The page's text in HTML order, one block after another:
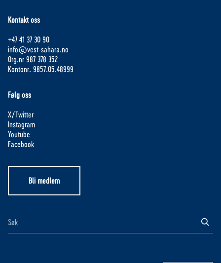
Kontakt oss
+47 41 37 30 90
info@vest-sahara.no
Org.nr 987 378 352
Kontonr. 9857.05.48999
Følg oss
X/Twitter
Instagram
Youtube
Facebook
Bli medlem